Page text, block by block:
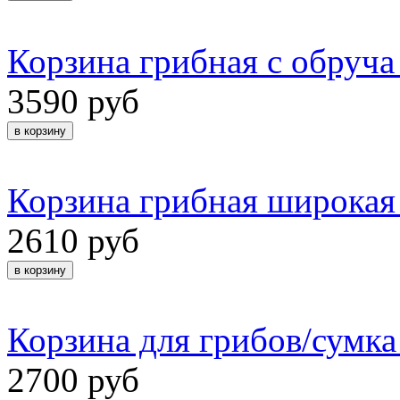
Корзина грибная с
3590 руб
Корзина грибная
2610 руб
Корзина для грибов/
2700 руб